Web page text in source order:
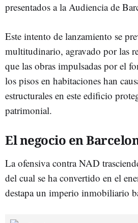
presentados a la Audiencia de
Este intento de lanzamiento se
multitudinario, agravado por las
que las obras impulsadas por el
los pisos en habitaciones han
estructurales en este edificio
patrimonial.
El negocio en
La ofensiva contra NAD
del cual se ha convertido en el
destapa un imperio inmobiliario